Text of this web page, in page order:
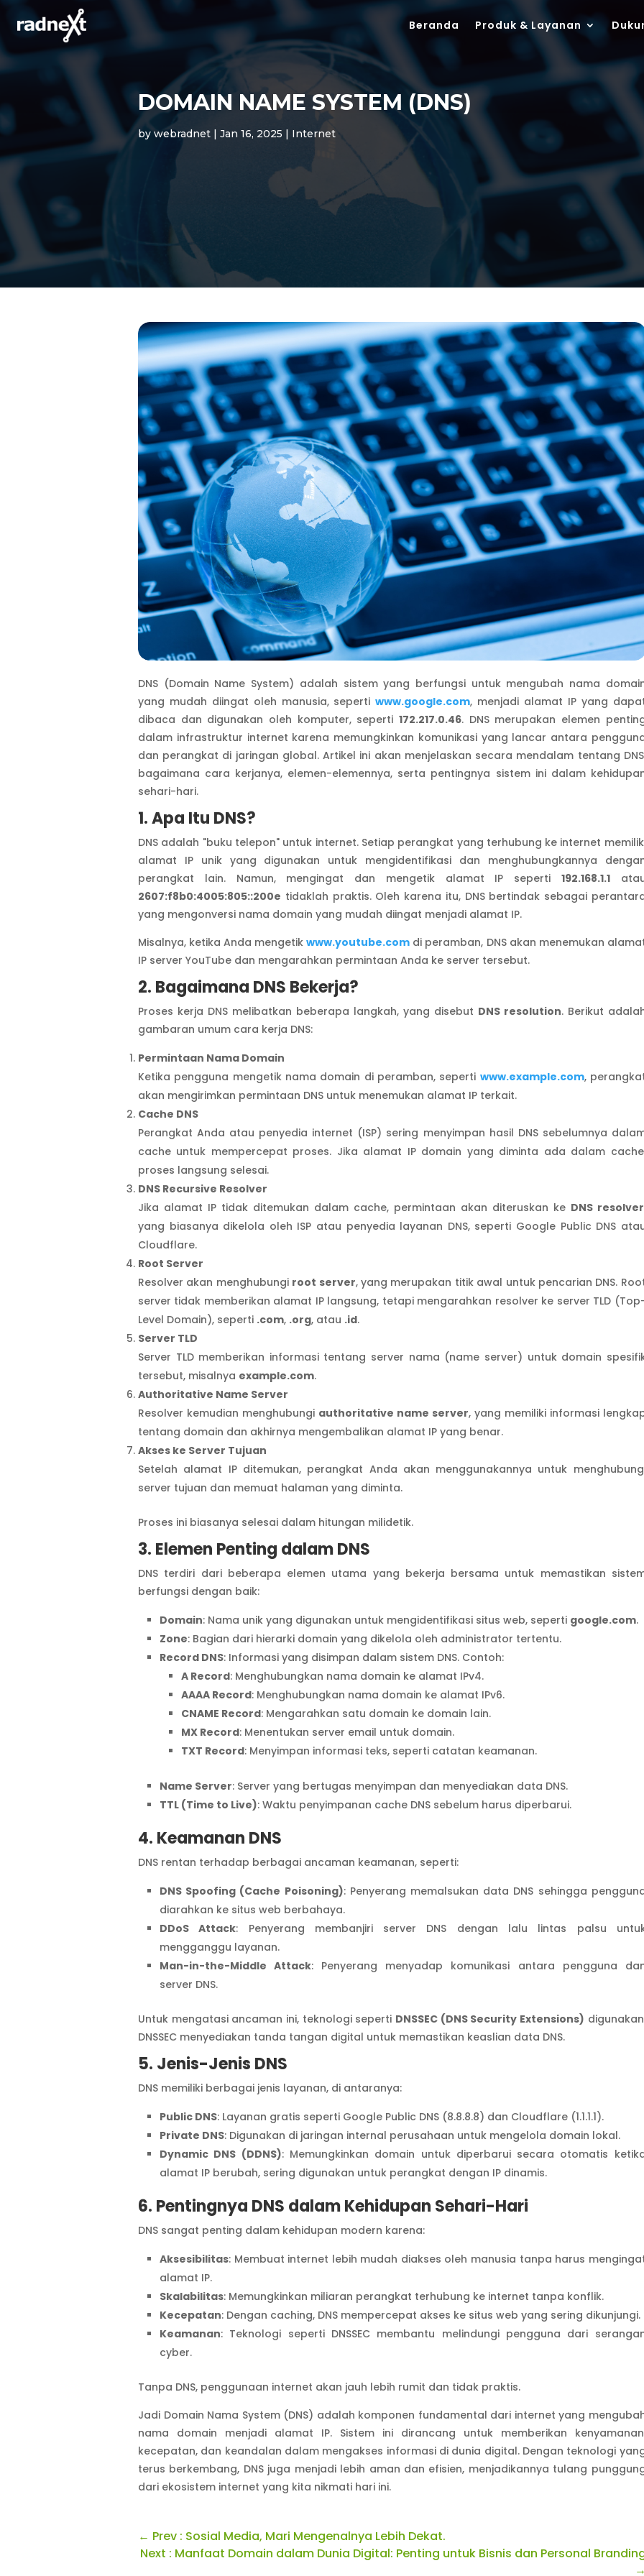
Beranda Produk & Layanan
DOMAIN NAME SYSTEM (DNS)
bywebradnet | Jan 16, 2025 | Internet
DNS (Domain Name System) adalah sistem yang berfungsi untuk mengubah nama
yang mudah diingat oleh manusia, sepertiwww.google.com, menjadi alamat IP yang
dibaca dan digunakan oleh komputer, seperti172.217.0.46. DNS merupakan elemen
dalam infrastruktur internet karena memungkinkan komunikasi yang lancar antara
dan perangkat di jaringan global. Artikel ini akan menjelaskan secara mendalam tentang
bagaimana cara kerjanya, elemen-elemennya, serta pentingnya sistem ini dalam
sehari-hari.
1. Apa Itu DNS?
DNS adalah "buku telepon" untuk internet. Setiap perangkat yang terhubung ke internet
alamat IP unik yang digunakan untuk mengidentifikasi dan menghubungkannya
perangkat lain. Namun, mengingat dan mengetik alamat IP seperti192.168.1.1
2607:f8b0:4005:805::200e tidaklah praktis. Oleh karena itu, DNS bertindak sebagai
yang mengonversi nama domain yang mudah diingat menjadi alamat IP.
Misalnya, ketika Anda mengetikwww.youtube.com di peramban, DNS akan menemukan
IP server YouTube dan mengarahkan permintaan Anda ke server tersebut.
2. Bagaimana DNS Bekerja?
Proses kerja DNS melibatkan beberapa langkah, yang disebut DNS resolution. Berikut
gambaran umum cara kerja DNS:
Permintaan Nama Domain
Ketika pengguna mengetik nama domain di peramban, seperti www.example.com,
akan mengirimkan permintaan DNS untuk menemukan alamat IP terkait.
Cache DNS
Perangkat Anda atau penyedia internet (ISP) sering menyimpan hasil DNS sebelumnya
cache untuk mempercepat proses. Jika alamat IP domain yang diminta ada dalam
proses langsung selesai.
DNS Recursive Resolver
Jika alamat IP tidak ditemukan dalam cache, permintaan akan diteruskan ke DNS resolver
yang biasanya dikelola oleh ISP atau penyedia layanan DNS, seperti Google Public DNS
Cloudflare.
Root Server
Resolver akan menghubungi root server, yang merupakan titik awal untuk pencarian DNS.
server tidak memberikan alamat IP langsung, tetapi mengarahkan resolver ke server TLD
Level Domain), seperti .com, .org, atau .id.
Server TLD
Server TLD memberikan informasi tentang server nama (name server) untuk domain
tersebut, misalnya example.com.
Authoritative Name Server
Resolver kemudian menghubungi authoritative name server, yang memiliki informasi
tentang domain dan akhirnya mengembalikan alamat IP yang benar.
Akses ke Server Tujuan
Setelah alamat IP ditemukan, perangkat Anda akan menggunakannya untuk
server tujuan dan memuat halaman yang diminta.
Proses ini biasanya selesai dalam hitungan milidetik.
3. Elemen Penting dalam DNS
DNS terdiri dari beberapa elemen utama yang bekerja bersama untuk memastikan
berfungsi dengan baik:
Domain: Nama unik yang digunakan untuk mengidentifikasi situs web, seperti google.com.
Zone: Bagian dari hierarki domain yang dikelola oleh administrator tertentu.
Record DNS: Informasi yang disimpan dalam sistem DNS. Contoh:
A Record: Menghubungkan nama domain ke alamat IPv4.
AAAA Record: Menghubungkan nama domain ke alamat IPv6.
CNAME Record: Mengarahkan satu domain ke domain lain.
MX Record: Menentukan server email untuk domain.
TXT Record: Menyimpan informasi teks, seperti catatan keamanan.
Name Server: Server yang bertugas menyimpan dan menyediakan data DNS.
TTL (Time to Live): Waktu penyimpanan cache DNS sebelum harus diperbarui.
4. Keamanan DNS
DNS rentan terhadap berbagai ancaman keamanan, seperti:
DNS Spoofing (Cache Poisoning): Penyerang memalsukan data DNS sehingga
diarahkan ke situs web berbahaya.
DDoS Attack: Penyerang membanjiri server DNS dengan lalu lintas palsu
mengganggu layanan.
Man-in-the-Middle Attack: Penyerang menyadap komunikasi antara pengguna
server DNS.
Untuk mengatasi ancaman ini, teknologi seperti DNSSEC (DNS Security Extensions)
DNSSEC menyediakan tanda tangan digital untuk memastikan keaslian data DNS.
5. Jenis-Jenis DNS
DNS memiliki berbagai jenis layanan, di antaranya:
Public DNS: Layanan gratis seperti Google Public DNS (8.8.8.8) dan Cloudflare (1.1.1.1).
Private DNS: Digunakan di jaringan internal perusahaan untuk mengelola domain lokal.
Dynamic DNS (DDNS): Memungkinkan domain untuk diperbarui secara otomatis
alamat IP berubah, sering digunakan untuk perangkat dengan IP dinamis.
6. Pentingnya DNS dalam Kehidupan Sehari-Hari
DNS sangat penting dalam kehidupan modern karena:
Aksesibilitas: Membuat internet lebih mudah diakses oleh manusia tanpa harus
alamat IP.
Skalabilitas: Memungkinkan miliaran perangkat terhubung ke internet tanpa konflik.
Kecepatan: Dengan caching, DNS mempercepat akses ke situs web yang sering dikunjungi.
Keamanan: Teknologi seperti DNSSEC membantu melindungi pengguna dari
cyber.
Tanpa DNS, penggunaan internet akan jauh lebih rumit dan tidak praktis.
Jadi Domain Nama System (DNS) adalah komponen fundamental dari internet yang
nama domain menjadi alamat IP. Sistem ini dirancang untuk memberikan
kecepatan, dan keandalan dalam mengakses informasi di dunia digital. Dengan teknologi
terus berkembang, DNS juga menjadi lebih aman dan efisien, menjadikannya tulang
dari ekosistem internet yang kita nikmati hari ini.
← Prev : Sosial Media, Mari Mengenalnya Lebih Dekat.
Next : Manfaat Domain dalam Dunia Digital: Penting untuk Bisnis dan Personal
→